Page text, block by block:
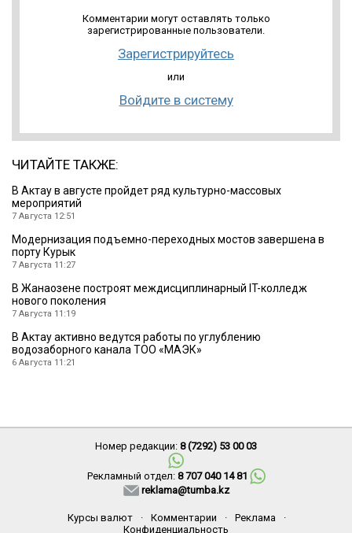
Комментарии могут оставлять только
зарегистрированные пользователи.
Зарегистрируйтесь
или
Войдите в систему
ЧИТАЙТЕ ТАКЖЕ:
В Актау в августе пройдет ряд культурно-массовых
мероприятий
7 Августа 12:51
Модернизация подъемно-переходных мостов завершена в
порту Курык
7 Августа 11:27
В Жанаозене построят междисциплинарный IT-колледж
нового поколения
7 Августа 11:19
В Актау активно ведутся работы по углублению
водозаборного канала ТОО «МАЭК»
6 Августа 11:21
Номер редакции: 8 (7292) 53 00 03
Рекламный отдел: 8 707 040 14 81
reklama@tumba.kz
Курсы валют · Комментарии · Реклама
·
Конфиденциальность